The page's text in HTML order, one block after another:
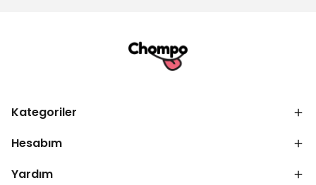
Kategoriler
Hesabım
Yardım